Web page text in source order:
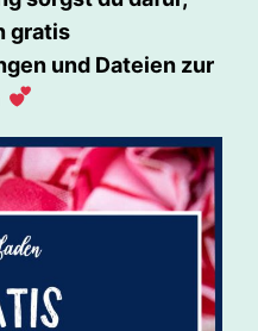
gratis
und Dateien zur